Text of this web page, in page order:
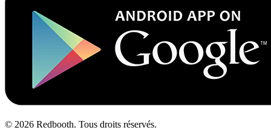
© 2026 Redbooth. Tous droits réservés.